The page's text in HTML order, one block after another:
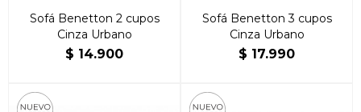
Sofá Benetton 2 cupos
Cinza Urbano
$ 14.900
Sofá Benetton 3 cupos
Cinza Urbano
$ 17.990